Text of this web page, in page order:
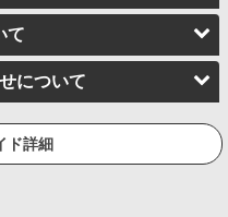
て
について
ド詳細